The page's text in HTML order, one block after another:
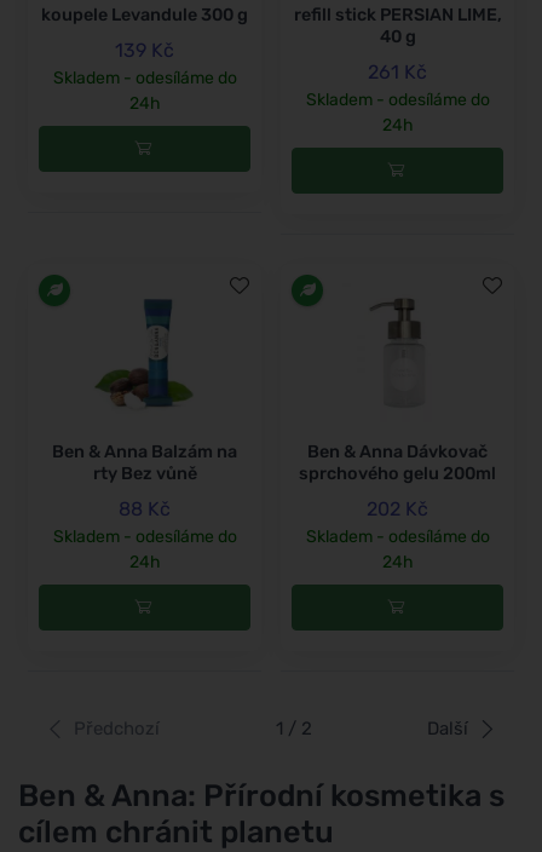
koupele Levandule 300 g
139 Kč
Skladem - odesíláme do
24h
refill stick PERSIAN LIME,
40 g
261 Kč
Skladem - odesíláme do
24h
Ben & Anna Balzám na
rty Bez vůně
88 Kč
Skladem - odesíláme do
24h
Ben & Anna Dávkovač
sprchového gelu 200ml
202 Kč
Skladem - odesíláme do
24h
Předchozí 1 / 2 Další
Ben & Anna: Přírodní kosmetika s
cílem chránit planetu